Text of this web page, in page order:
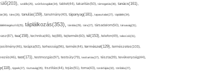
szülők(25), szűrővizsgálat(34), tablet(44), takarítás(50), támogatás(36), tanács(161),
tánc(26), tanulás(159), tanulmány(40), tápanyag(181), tapasztalat(27), táplálék(34),
táplálkozás(353), tárolás(29), társ(27), társadalom(50), társaság(31),
tea(158), technika(46), tej(88), tejtermék(60), tél(153), telefon(49), televízió(31),
terápia(92), terhesség(96), termék(44), természet(129), természetes(103),
test(171), testmozgás(97), testsúly(79), testtartás(27), tészta(39), tevékenység(44),
tippek(27), tisztaság(35), tisztítás(44), tojás(91), torna(43), torokfájás(32), törődés(27),